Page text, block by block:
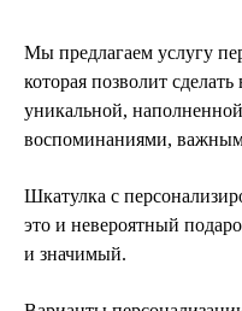
Мы предлагаем услугу
которая позволит
уникальной,
воспоминаниями,
Шкатулка с
это и невероятный
и значимый.